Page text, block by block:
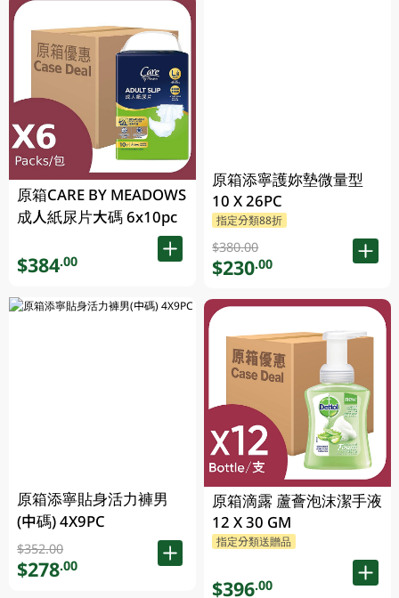
原箱CARE BY MEADOWS
成人紙尿片大碼 6x10pc
$384.00
原箱添寧貼身活力褲男
(中碼) 4X9PC
$352.00
$278.00
原箱添寧護妳墊微量型
10 X 26PC
指定分類88折
$380.00
$230.00
原箱滴露 蘆薈泡沫潔手液
12 X 30 GM
指定分類送贈品
$396.00